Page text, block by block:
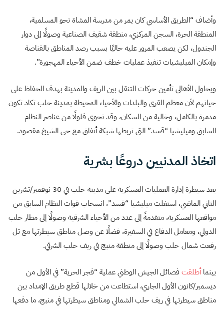
وأضاف “الطريق الأساسي كان يمر من مدرسة المشاة نحو المسلمية،
المنطقة الحرة، السجن المركزي، منطقة شقيف الصناعية وصولًا إلى دوار
الجندول، لكن يصعب المرور عليه حاليًا بسبب رصد المناطق بالقناصة
وإمكان الميليشيات تنفيذ عمليات خطف ضمن الأحياء المهجورة”.
ويحاول الأهالي تأمين حركات التنقل بين الريف والمدينة بهدف الحفاظ على
حياتهم لأن معظم القرى والبلدات والأحياء المحيطة بمدينة حلب تكاد تكون
مدمرة بالكامل، وخالية من السكان، وقد تحوي فلولًا من عناصر النظام
السابق وميليشيا “قسد” التي تربطها شبكة أنفاق مع حي الشيخ مقصود.
اتخاذ المدنيين دروعًا بشرية
بعد سيطرة إدارة العمليات العسكرية على مدينة حلب في 30 نوفمبر/تشرين
الثاني الماضي، استغلت ميليشيا “قسد”، انسحاب قوات النظام السابق من
مواقعها العسكرية، متقدمةً إلى عدد من الأحياء الشرقية وصولًا إلى مطار حلب
الدولي، ومعامل الدفاع في السفيرة، فضلًا عن وصل مناطق سيطرتها مع تل
رفعت شمال حلب وصولًا إلى منطقة منبج في ريف حلب الشرقي.
بينماأطلقت فصائل الجيش الوطني عملية “فجر الحرية” في الأول من
ديسمبر/كانون الأول الجاري، استطاعت من خلالها قطع طريق الإمداد بين
مناطق سيطرتها في ريف حلب الشمالي ومناطق سيطرتها في منبج، ما دفعها